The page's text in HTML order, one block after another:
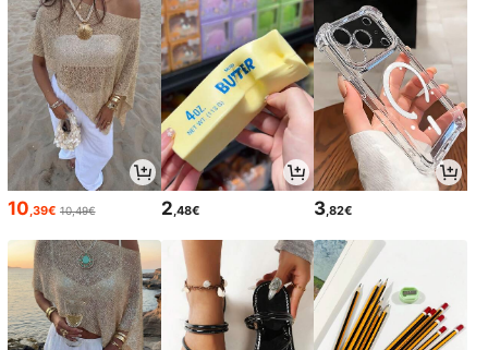
10,39€ 10,49€ 2,48€ 3,82€